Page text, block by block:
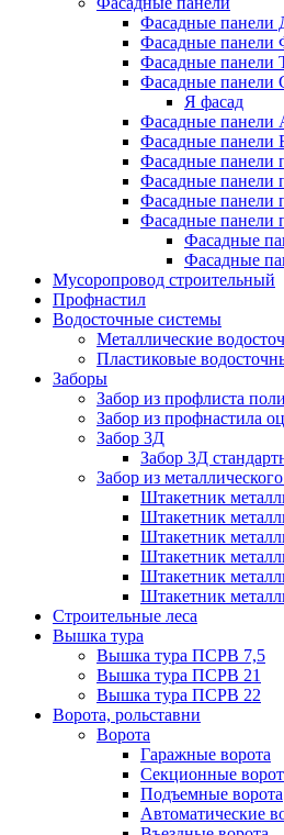
Фасадные панели
Фасадные панели
Фасадные панели
Фасадные панели
Я фасад
Фасадные панели
Фасадные панели
Фасадные панели
Фасадные панели
Фасадные панели
Фасадные панели
Фасадные
Фасадные
Мусоропровод строительный
Профнастил
Водосточные системы
Металлические
Пластиковые
Заборы
Забор из профлиста
Забор из профнастила
Забор 3Д
Забор 3Д
Забор из
Штакетник
Штакетник
Штакетник
Штакетник
Штакетник
Штакетник
Строительные леса
Вышка тура
Вышка тура ПСРВ 7,5
Вышка тура ПСРВ 21
Вышка тура ПСРВ 22
Ворота, рольставни
Ворота
Гаражные ворота
Секционные
Подъемные ворота
Автоматические